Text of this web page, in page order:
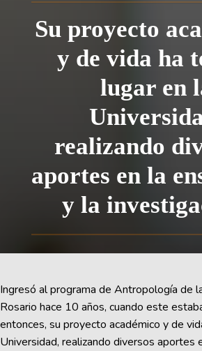
Su proyecto
y de vida ha
lugar en
realizando
aportes en la
y la
Ingresó al programa de Antropología de
Rosario hace 10 años, cuando este
entonces, su proyecto académico y de
Universidad, realizando diversos aportes